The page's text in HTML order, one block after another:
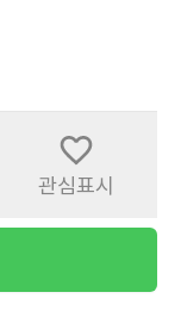
관심표시